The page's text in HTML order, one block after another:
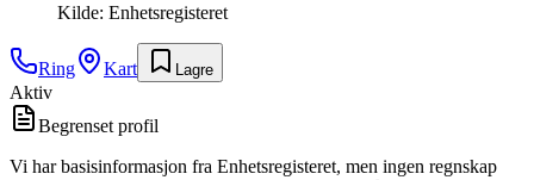
Kilde: Enhetsregisteret
Ring Kart Lagre
Aktiv
Begrenset profil
Vi har basisinformasjon fra Enhetsregisteret, men ingen regnskap